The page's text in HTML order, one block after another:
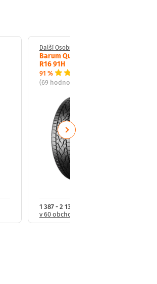
Další Osobní pneumatiky
Barum Quartaris 5 205/55
R16 91H
91 %
(69 hodnocení)
1 387 - 2 130 Kč
v 60 obchodech
Next